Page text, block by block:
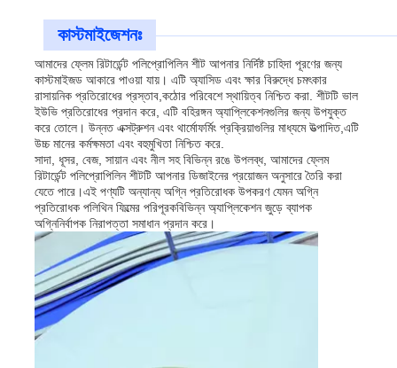
কাস্টমাইজেশনঃ
আমাদের ফ্লেম রিটার্ডেন্ট পলিপ্রোপিলিন শীট আপনার নির্দিষ্ট চাহিদা পূরণের জন্য
কাস্টমাইজড আকারে পাওয়া যায়। এটি অ্যাসিড এবং ক্ষার বিরুদ্ধে চমৎকার
রাসায়নিক প্রতিরোধের প্রস্তাব,কঠোর পরিবেশে স্থায়িত্ব নিশ্চিত করা. শীটটি ভাল
ইউভি প্রতিরোধের প্রদান করে, এটি বহিরঙ্গন অ্যাপ্লিকেশনগুলির জন্য উপযুক্ত
করে তোলে। উন্নত এক্সট্রুশন এবং থার্মোফর্মিং প্রক্রিয়াগুলির মাধ্যমে উত্পাদিত,এটি
উচ্চ মানের কর্মক্ষমতা এবং বহুমুখিতা নিশ্চিত করে.
সাদা, ধূসর, বেজ, সায়ান এবং নীল সহ বিভিন্ন রঙে উপলব্ধ, আমাদের ফ্লেম
রিটার্ডেন্ট পলিপ্রোপিলিন শীটটি আপনার ডিজাইনের প্রয়োজন অনুসারে তৈরি করা
যেতে পারে।এই পণ্যটি অন্যান্য অগ্নি প্রতিরোধক উপকরণ যেমন অগ্নি
প্রতিরোধক পলিথিন ফিল্মের পরিপূরকবিভিন্ন অ্যাপ্লিকেশন জুড়ে ব্যাপক
অগ্নিনির্বাপক নিরাপত্তা সমাধান প্রদান করে।